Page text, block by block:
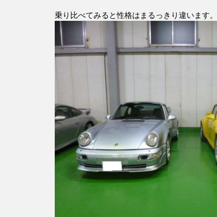
乗り比べてみると性格はまるっきり違います。